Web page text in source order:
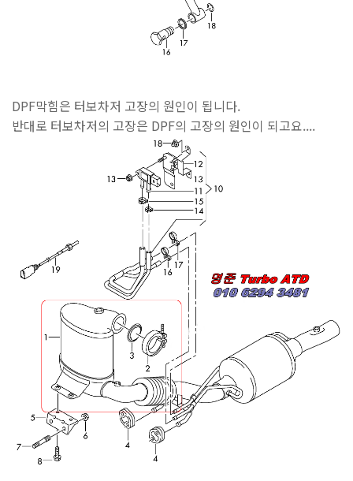
DPF막힘은 터보차저 고장의 원인이 됩니다.
반대로 터보차저의 고장은 DPF의 고장의 원인이 되고요....